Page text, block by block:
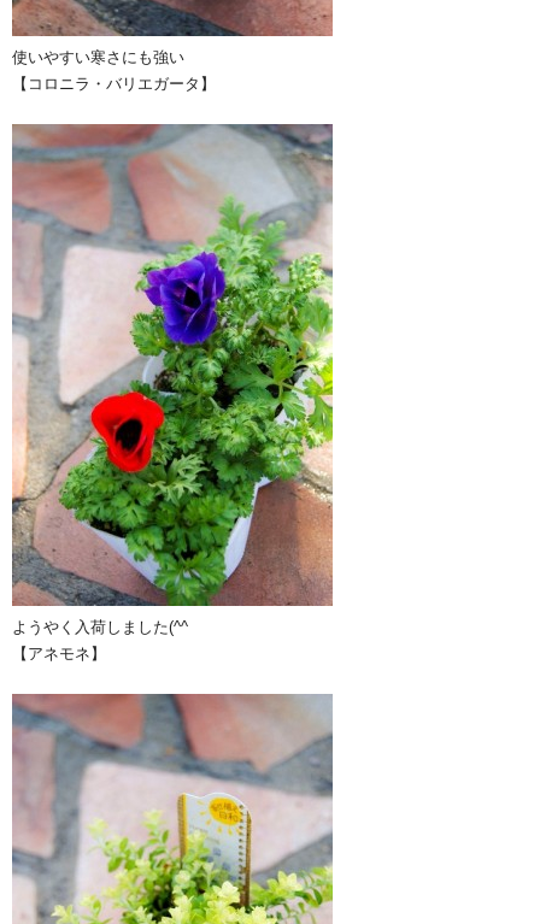
使いやすい寒さにも強い
【コロニラ・バリエガータ】
ようやく入荷しました(^^ゞ
【アネモネ】